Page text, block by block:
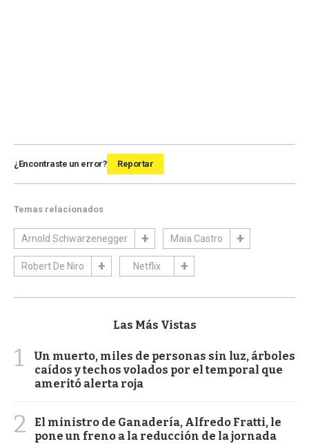
¿Encontraste un error? Reportar
Temas relacionados
Arnold Schwarzenegger Maia Castro
Robert De Niro Netflix
Las Más Vistas
1
Un muerto, miles de personas sin luz, árboles
caídos y techos volados por el temporal que
ameritó alerta roja
2
El ministro de Ganadería, Alfredo Fratti, le
pone un freno a la reducción de la jornada